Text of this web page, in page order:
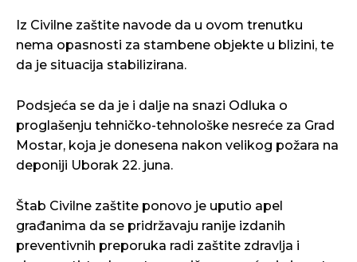
Iz Civilne zaštite navode da u ovom trenutku
nema opasnosti za stambene objekte u blizini, te
da je situacija stabilizirana.
Podsjeća se da je i dalje na snazi Odluka o
proglašenju tehničko-tehnološke nesreće za Grad
Mostar, koja je donesena nakon velikog požara na
deponiji Uborak 22. juna.
Štab Civilne zaštite ponovo je uputio apel
građanima da se pridržavaju ranije izdanih
preventivnih preporuka radi zaštite zdravlja i